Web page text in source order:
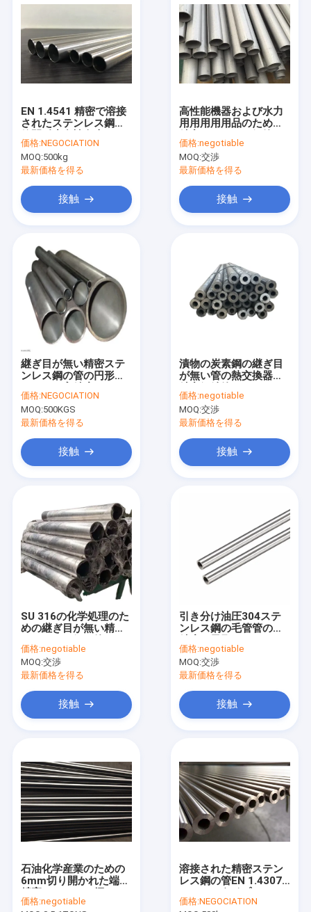
製品
私達について
工場旅行
私達に連絡しなさい
引用を要求しなさい
精密ステンレス鋼の管
溶接されたステンレス鋼の管
シームレスステンレス鋼管
ステンレス鋼の熱交換器の管
SSの油圧管
ステンレス鋼の器械の管
ssの衛生管
自動車ステンレス鋼の管
メートルSSの管
高い純度のステンレス鋼の管
複式アパートのステンレス鋼の管
フェライトのステンレス鋼の管
EN 1.4541 精密で溶接
されたステンレス鋼管
価格:NEGOCIATION
MOQ:500kg
最新価格を得る
接触
高性能機器および水力
用用用用用品のための
OD12mm
価格:negotiable
MOQ:交渉
最新価格を得る
接触
継ぎ目が無い精密ステ
ンレス鋼の管の円形セ
価格:NEGOCIATION
MOQ:500KGS
最新価格を得る
接触
漬物の炭素鋼の継ぎ目
が無い管の熱交換器の
価格:negotiable
MOQ:交渉
最新価格を得る
接触
SU 316の化学処理のた
めの継ぎ目が無い精密
価格:negotiable
MOQ:交渉
最新価格を得る
接触
引き分け油圧304ステ
ンレス鋼の毛管管の高
価格:negotiable
MOQ:交渉
最新価格を得る
接触
石油化学産業のための
6mm切り開かれた端の
Tubinのスケジュール
価格:negotiable
溶接された精密ステン
レス鋼の管EN 1.4307
304L/UNS S30403 10
価格:NEGOCIATION